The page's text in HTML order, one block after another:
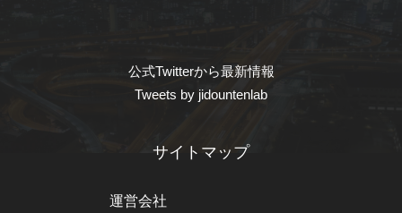
公式Twitterから最新情報
Tweets by jidountenlab
サイトマップ
運営会社